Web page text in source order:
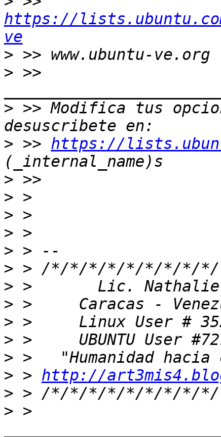
https://
ve
>
> >>
> >> Modifica tus
> >> https://
>
>
>
>
>
>
>
>
>
>
>
> > http://
>
> >